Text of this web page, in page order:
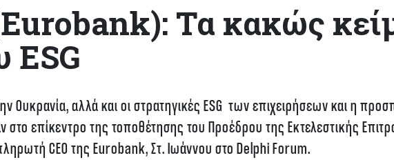
Τα κακώς
ESG
Ουκρανία, αλλά και οι στρατηγικές ESG των επιχειρήσεων και η
στο επίκεντρο της τοποθέτησης του Προέδρου της Εκτελεστικής
CEO της Eurobank, Στ. Ιωάννου στο Delphi Forum.